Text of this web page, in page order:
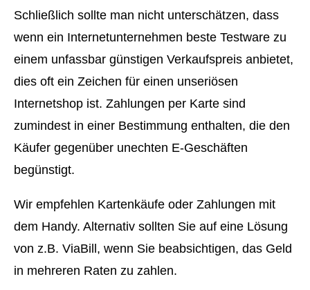
Schließlich sollte man nicht unterschätzen, dass
wenn ein Internetunternehmen beste Testware zu
einem unfassbar günstigen Verkaufspreis anbietet,
dies oft ein Zeichen für einen unseriösen
Internetshop ist. Zahlungen per Karte sind
zumindest in einer Bestimmung enthalten, die den
Käufer gegenüber unechten E-Geschäften
begünstigt.
Wir empfehlen Kartenkäufe oder Zahlungen mit
dem Handy. Alternativ sollten Sie auf eine Lösung
von z.B. ViaBill, wenn Sie beabsichtigen, das Geld
in mehreren Raten zu zahlen.